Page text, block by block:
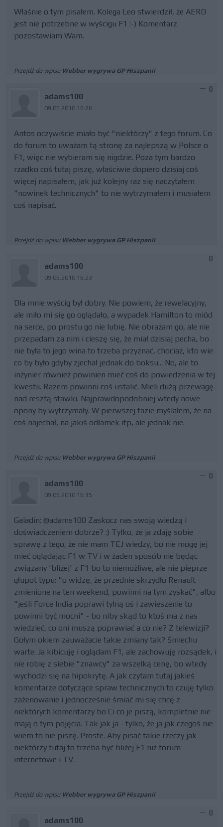
Właśnie o tym pisałem. Kolega Leo stwierdził, że AERO
jest nie potrzebne w wyścigu F1 :-) Komentarz
pozostawiam Wam.
Przejdź do wpisu Webber wygrywa GP Hiszpanii
adams100
09.05.2010 16:26
0
Antos oczywiście miało być "niektórzy" z tego forum. Co
do forum to uważam tą stronę za najlepszą w Polsce o
F1, więc nie wybieram się nigdzie. Poza tym bardzo
rzadko coś tutaj piszę, właściwie dopiero dzisiaj coś
więcej napisałem, jak już kolejny raz się naczytałem
"nowinek technicznych" to nie wytrzymałem i musiałem
coś napisać.
Przejdź do wpisu Webber wygrywa GP Hiszpanii
adams100
09.05.2010 16:23
0
Dla mnie wyścig był dobry. Nie powiem, że rewelacyjny,
ale miło mi się go oglądało, a wypadek Hamilton to miód
na serce, po prostu go nie lubię. Nie obrażam go, ale nie
przepadam za nim i cieszę się, że miał dzisiaj pecha, bo
nie była to jego wina to trzeba przyznać, chociaż, kto wie
co by było gdyby zjechał jednak do boksu... No, ale to
inżynier również powinien mieć coś do powiedzenia w tej
kwestii. Razem powinni coś ustalić. Mieli dużą przewagę
nad resztą stawki. Najprawdopodobniej wtedy nowe
opony by wytrzymały. W pierwszej fazie myślałem, że na
coś najechał, na jakiś odłamek itp, ale jednak nie.
Przejdź do wpisu Webber wygrywa GP Hiszpanii
adams100
09.05.2010 16:15
0
Galadin: @adams100 Zaskocz nas swoją wiedzą i
doświadczeniem dobrze? :) Tylko, że ja zdaję sobie
sprawę z tego, że nie mam TEJ wiedzy, bo nie mogę jej
mieć oglądając F1 w TV i w żaden sposób nie będąc
związany 'bliżej' z F1 bo to niemożliwe, ale nie pieprze
głupot typu: "o widzę, że przednie skrzydło Renault
zmienione na ten weekend, powinni na tym zyskać", albo
"jeśli Force India poprawi tylną oś i zawieszenie to
powinni być mocni" - bo niby skąd to ktoś ma z nas
wiedzieć, co oni muszą poprawiać a co nie? Z telewizji?
Gołym okiem zauważacie takie zmiany tak? Śmiechu
warte. Ja kibicuję i oglądam F1, ale zachowuję rozsądek, i
nie robię z siebie "znawcy" za wszelką cenę, bo wtedy
wychodzi się na hipokrytę. A jak czytam tutaj jakieś
komentarze dotyczące spraw technicznych to czuję tylko
zażenowanie i jednocześnie śmiać mi się chcę z
niektórych komentarzy bo Ci co je piszą, kompletnie nie
mają o tym pojęcia. Tak jak ja - tylko, że ja jak czegoś nie
wiem to nie piszę. Proste. Aby pisać takie rzeczy jak
niektórzy tutaj to trzeba być bliżej F1 niż forum
internetowe i TV.
Przejdź do wpisu Webber wygrywa GP Hiszpanii
adams100
0